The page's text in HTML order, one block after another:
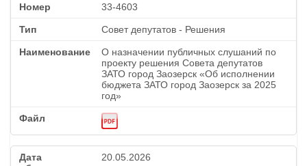
33-4603
Совет депутатов - Решения
О назначении публичных слушаний по
проекту решения Совета депутатов
ЗАТО город Заозерск «Об исполнении
бюджета ЗАТО город Заозерск за 2025
год»
20.05.2026